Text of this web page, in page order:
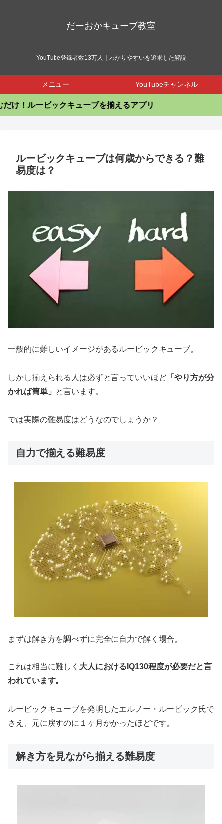
だーおかキューブ教室
YouTube登録者数13万人｜わかりやすいを追求した解説
メニュー YouTubeチャンネル
ビックキューブを揃えるアプリ
ルービックキューブは何歳からできる？難
易度は？
一般的に難しいイメージがあるルービックキューブ。
しかし揃えられる人は必ずと言っていいほど 「やり方が分
かれば簡単」
と言います。
では実際の難易度はどうなのでしょうか？
自力で揃える難易度
まずは解き方を調べずに完全に自力で解く場合。
これは相当に難しく 大人におけるIQ130程度が必要だと言
われています。
ルービックキューブを発明したエルノー・ルービック氏で
さえ、元に戻すのに１ヶ月かかったほどです。
解き方を見ながら揃える難易度